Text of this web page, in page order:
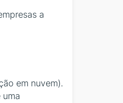
a
em nuvem).